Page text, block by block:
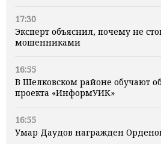
17:30
Эксперт объяснил, почему не
мошенниками
16:55
В Шелковском районе обучают
проекта «ИнформУИК»
16:55
Умар Даудов награжден